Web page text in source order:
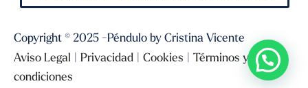
Copyright © 2025 -Péndulo by Cristina Vicente
Aviso Legal | Privacidad | Cookies | Términos y
condiciones